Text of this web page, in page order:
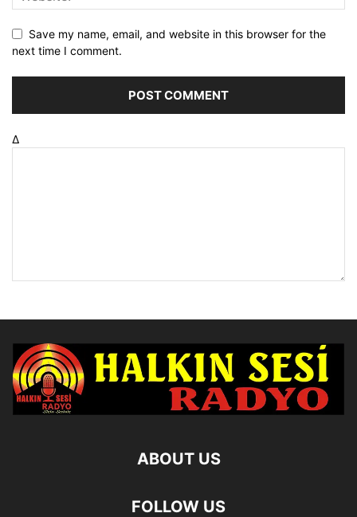
Save my name, email, and website in this browser for the
next time I comment.
Δ
ABOUT US
FOLLOW US